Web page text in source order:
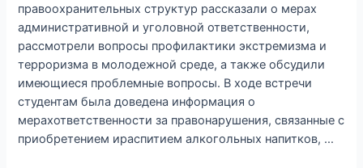
правоохранительных структур рассказали о мерах
административной и уголовной ответственности,
рассмотрели вопросы профилактики экстремизма и
терроризма в молодежной среде, а также обсудили
имеющиеся проблемные вопросы. В ходе встречи
студентам была доведена информация о
мерахответственности за правонарушения, связанные с
приобретением ираспитием алкогольных напитков, …